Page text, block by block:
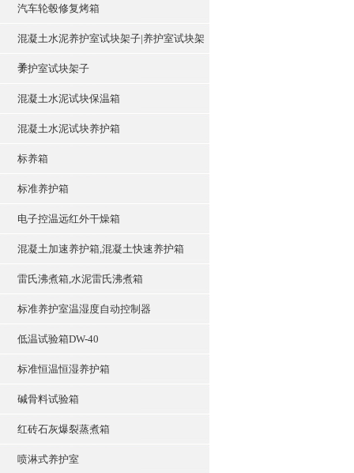
汽车轮毂修复烤箱
混凝土水泥养护室试块架子|养护室试块架
子
养护室试块架子
混凝土水泥试块保温箱
混凝土水泥试块养护箱
标养箱
标准养护箱
电子控温远红外干燥箱
混凝土加速养护箱,混凝土快速养护箱
雷氏沸煮箱,水泥雷氏沸煮箱
标准养护室温湿度自动控制器
低温试验箱DW-40
标准恒温恒湿养护箱
碱骨料试验箱
红砖石灰爆裂蒸煮箱
喷淋式养护室